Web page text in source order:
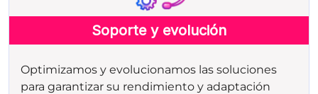
Soporte y evolución
Optimizamos y evolucionamos las soluciones
para garantizar su rendimiento y adaptación